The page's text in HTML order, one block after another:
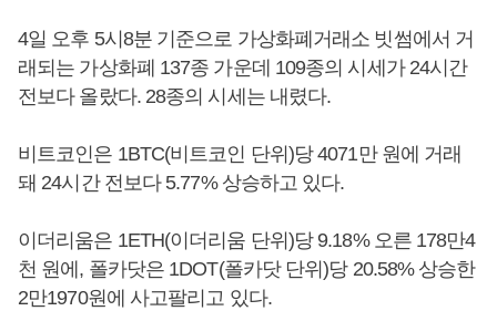
4일 오후 5시8분 기준으로 가상화폐거래소 빗썸에서 거
래되는 가상화폐 137종 가운데 109종의 시세가 24시간
전보다 올랐다. 28종의 시세는 내렸다.
비트코인은 1BTC(비트코인 단위)당 4071만 원에 거래
돼 24시간 전보다 5.77% 상승하고 있다.
이더리움은 1ETH(이더리움 단위)당 9.18% 오른 178만4
천 원에, 폴카닷은 1DOT(폴카닷 단위)당 20.58% 상승한
2만1970원에 사고팔리고 있다.